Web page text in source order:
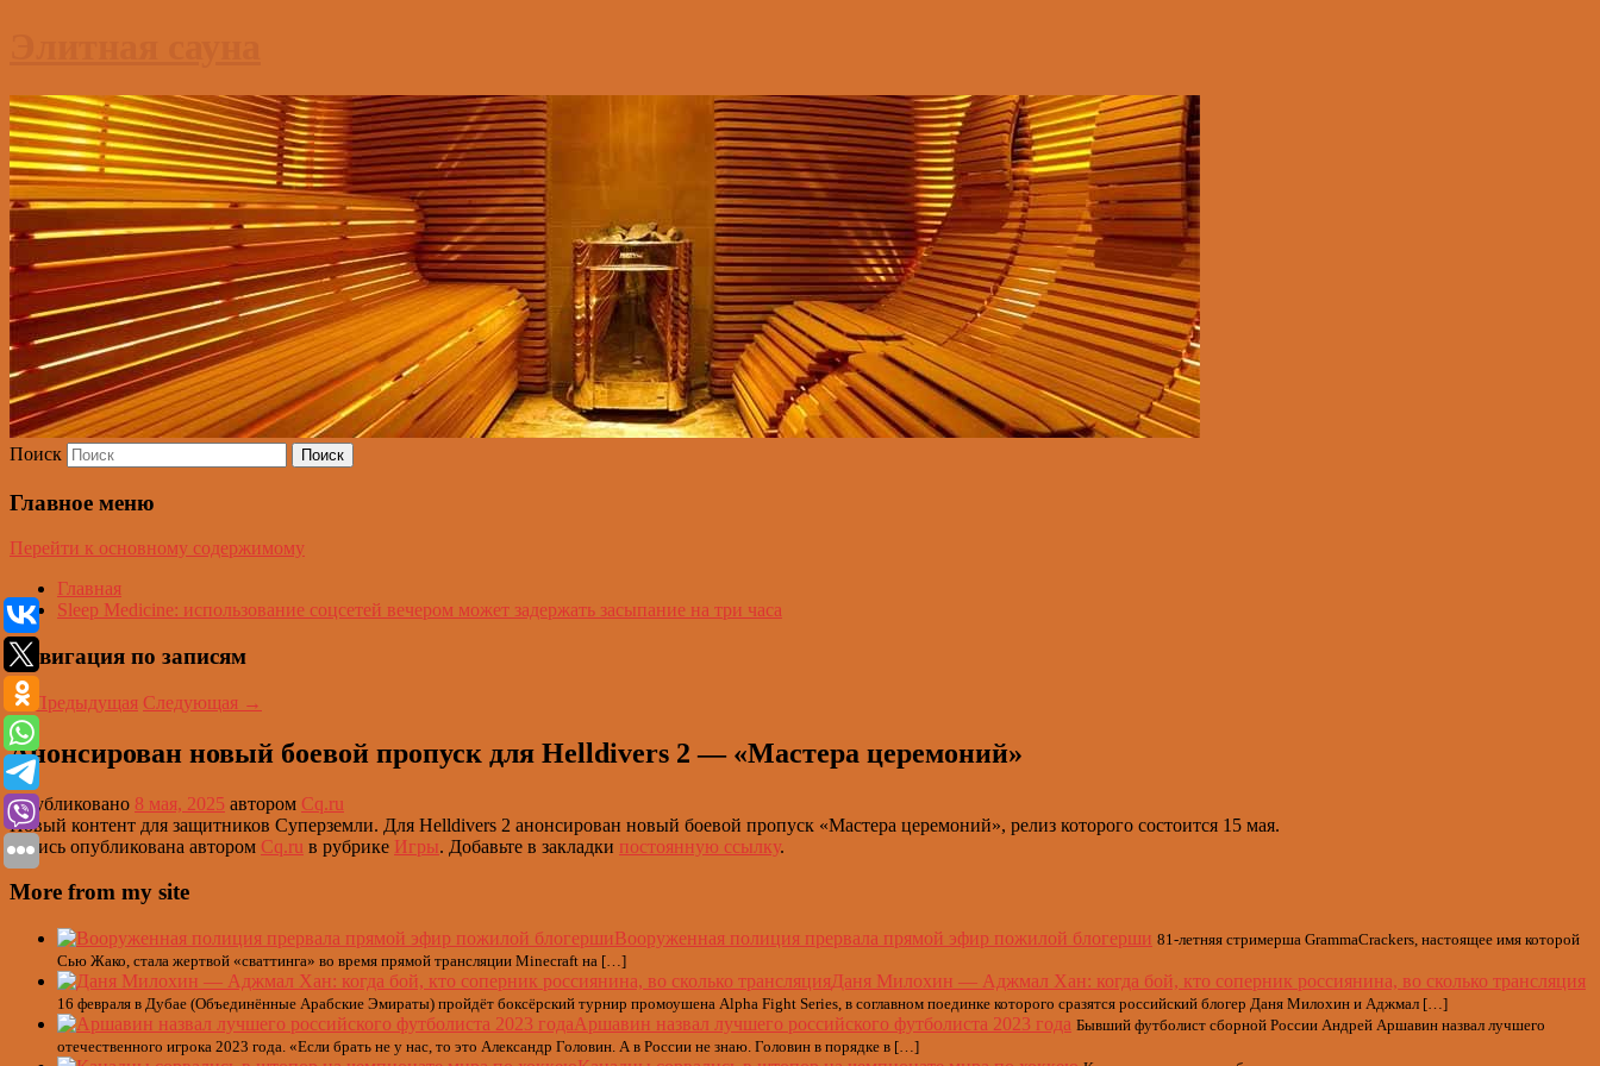
Поиск
Главное меню
Перейти к основному содержимому
Главная
Sleep Medicine: использование соцсетей вечером может задержать засыпание на три часа
Навигация по записям
←Предыдущая Следующая →
Анонсирован новый боевой пропуск для Helldivers 2 — «Мастера церемоний»
Опубликовано 8 мая, 2025 автором Cq.ru
Новый контент для защитников Суперземли. Для Helldivers 2 анонсирован новый боевой пропуск «Мастера церемоний», релиз которого состоится 15 мая.
Запись опубликована автором Cq.ru в рубрике Игры. Добавьте в закладки постоянную ссылку.
More from my site
Вооруженная полиция прервала прямой эфир пожилой блогерши 81-летняя стримерша GrammaCrackers, настоящее имя которой
Сью Жако, стала жертвой «сваттинга» во время прямой трансляции Minecraft на […]
Даня Милохин — Аджмал Хан: когда бой, кто соперник россиянина, во сколько трансляция
16 февраля в Дубае (Объединённые Арабские Эмираты) пройдёт боксёрский турнир промоушена Alpha Fight Series, в соглавном поединке которого сразятся российский блогер Даня Милохин и Аджмал […]
Аршавин назвал лучшего российского футболиста 2023 года Бывший футболист сборной России Андрей Аршавин назвал лучшего
отечественного игрока 2023 года. «Если брать не у нас, то это Александр Головин. А в России не знаю. Головин в порядке в […]